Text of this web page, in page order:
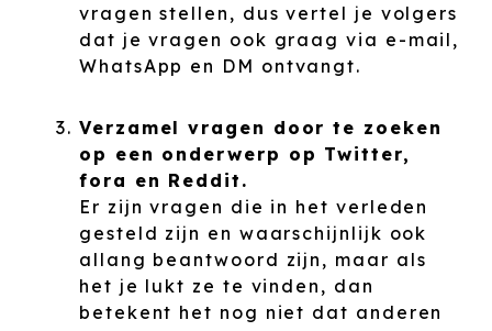
vragen stellen, dus vertel je volgers
dat je vragen ook graag via e-mail,
WhatsApp en DM ontvangt.
Verzamel vragen door te zoeken
op een onderwerp op Twitter,
fora en Reddit.
Er zijn vragen die in het verleden
gesteld zijn en waarschijnlijk ook
allang beantwoord zijn, maar als
het je lukt ze te vinden, dan
betekent het nog niet dat anderen